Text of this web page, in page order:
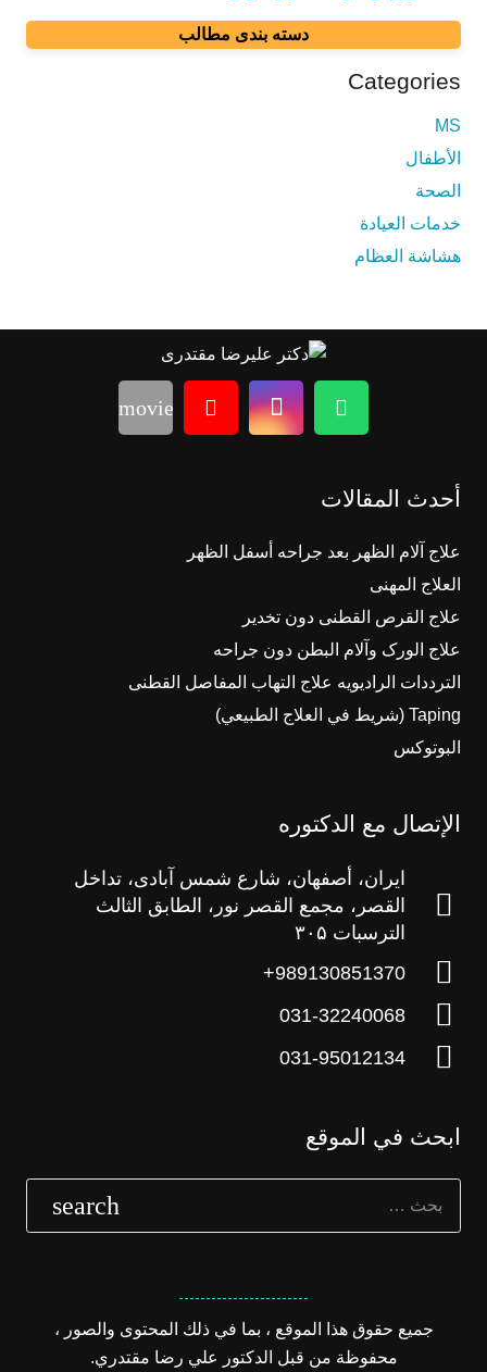
دسته بندی مطالب
Categories
MS
الأطفال
الصحة
خدمات العيادة
هشاشة العظام
movie
أحدث المقالات
علاج آلام الظهر بعد جراحه أسفل الظهر
العلاج المهنی
علاج القرص القطنی دون تخدیر
علاج الورک وآلام البطن دون جراحه
الترددات الرادیویه علاج التهاب المفاصل القطنی
Taping (شريط في العلاج الطبيعي)
البوتوکس
الإتصال مع الدکتوره
ایران، أصفهان، شارع شمس آبادی، تداخل
القصر، مجمع القصر نور، الطابق الثالث
الترسبات ۳۰۵
989130851370+
031-32240068
031-95012134
ابحث في الموقع
عن:
جميع حقوق هذا الموقع ، بما في ذلك المحتوى والصور ،
محفوظة من قبل الدكتور علي رضا مقتدري.